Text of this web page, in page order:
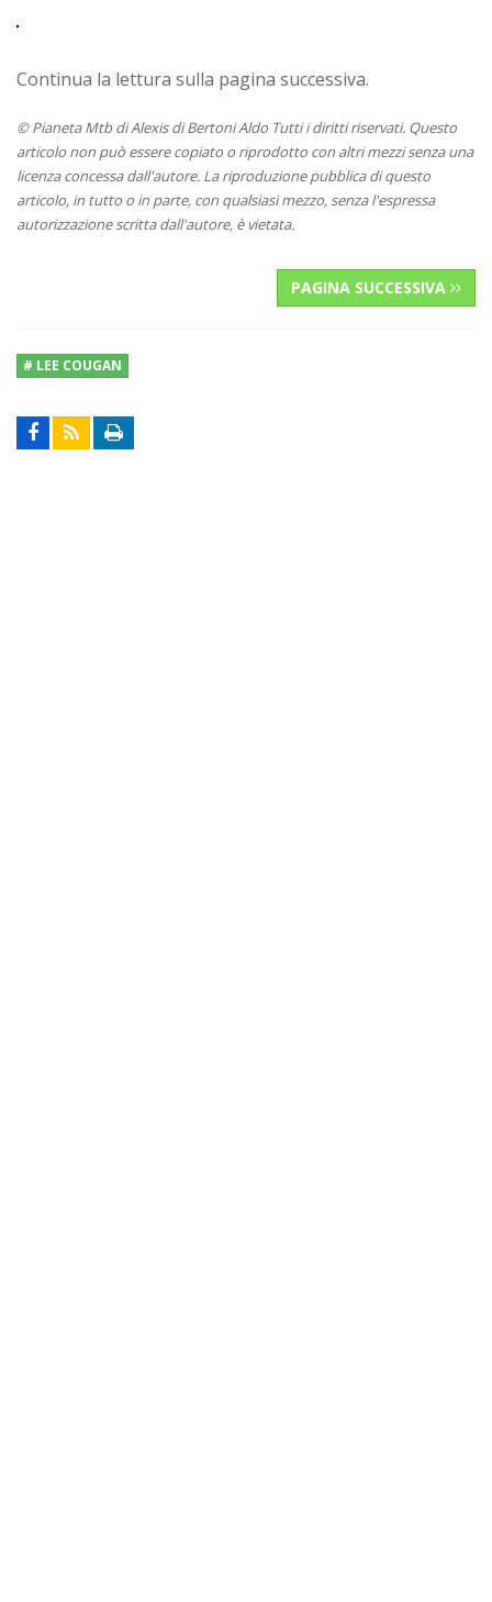
Continua la lettura sulla pagina successiva.
© Pianeta Mtb di Alexis di Bertoni Aldo Tutti i diritti riservati. Questo
articolo non può essere copiato o riprodotto con altri mezzi senza una
licenza concessa dall'autore. La riproduzione pubblica di questo
articolo, in tutto o in parte, con qualsiasi mezzo, senza l'espressa
autorizzazione scritta dall'autore, è vietata.
PAGINA SUCCESSIVA
# LEE COUGAN